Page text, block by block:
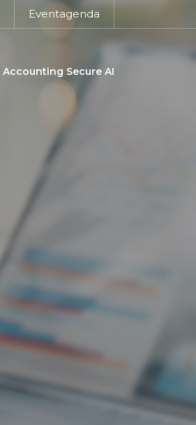
Eventagenda
Accounting Secure AI